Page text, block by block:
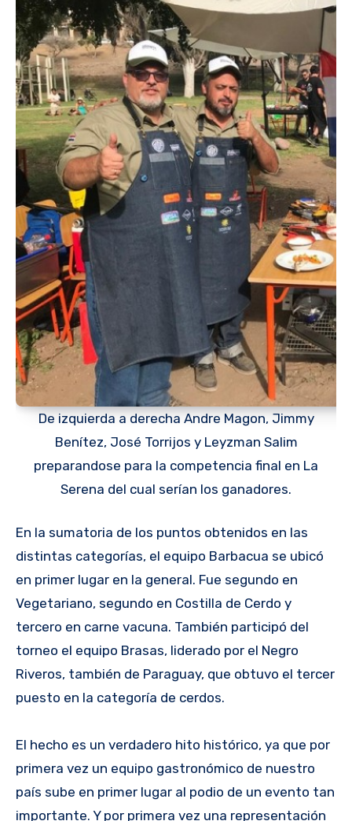
De izquierda a derecha Andre Magon, Jimmy
Benítez, José Torrijos y Leyzman Salim
preparandose para la competencia final en La
Serena del cual serían los ganadores.
En la sumatoria de los puntos obtenidos en las
distintas categorías, el equipo Barbacua se ubicó
en primer lugar en la general. Fue segundo en
Vegetariano, segundo en Costilla de Cerdo y
tercero en carne vacuna. También participó del
torneo el equipo Brasas, liderado por el Negro
Riveros, también de Paraguay, que obtuvo el tercer
puesto en la categoría de cerdos.
El hecho es un verdadero hito histórico, ya que por
primera vez un equipo gastronómico de nuestro
país sube en primer lugar al podio de un evento tan
importante. Y por primera vez una representación